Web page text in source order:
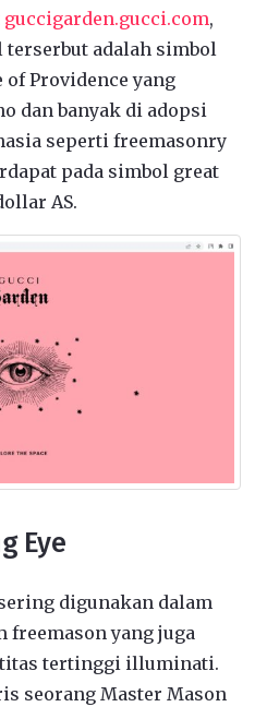
guccigarden.gucci.com,
adalah simbol
of Providence yang
dan banyak di adopsi
seperti freemasonry
pada simbol great
AS.
Eye
digunakan dalam
yang juga
tertinggi illuminati.
seorang Master Mason